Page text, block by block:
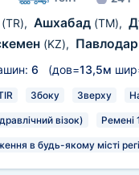
(TR), Ашхабад (TM),
(KZ), Павлодар
6 (дов=13,5м
Збоку Зверху
візок) Ремені
в будь-якому місті